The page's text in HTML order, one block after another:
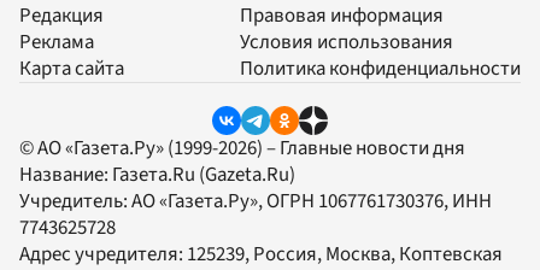
Редакция
Реклама
Карта сайта
Правовая информация
Условия использования
Политика конфиденциальности
© АО «Газета.Ру» (1999-2026) – Главные новости дня
Название: Газета.Ru (Gazeta.Ru)
Учредитель:АО «Газета.Ру», ОГРН 1067761730376, ИНН
7743625728
Адрес учредителя: 125239, Россия, Москва, Коптевская